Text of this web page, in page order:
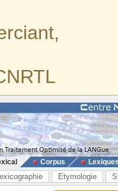
Corpus
Etymologie